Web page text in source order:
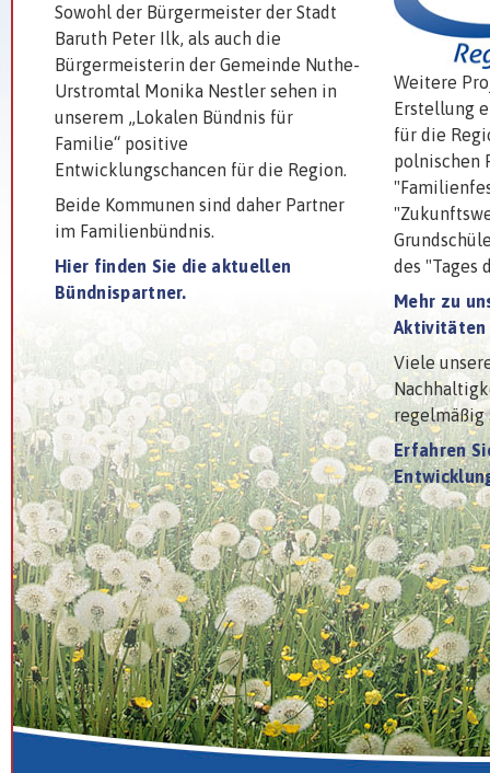
Sowohl der Bürgermeister der Stadt
Baruth Peter Ilk, als auch die
Bürgermeisterin der Gemeinde Nuthe-
Urstromtal Monika Nestler sehen in
unserem „Lokalen Bündnis für
Familie“ positive
Entwicklungschancen für die Region.
Beide Kommunen sind daher Partner
im Familienbündnis.
Hier finden Sie die aktuellen
Bündnispartner.
Weitere
Erstellung
für die
polnischen
des "Tages
Mehr zu
Aktivitäten
Viele
regelmäßig
Erfahren